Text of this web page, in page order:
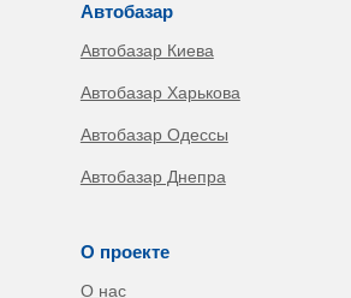
Автобазар
Автобазар Киева
Автобазар Харькова
Автобазар Одессы
Автобазар Днепра
О проекте
О нас